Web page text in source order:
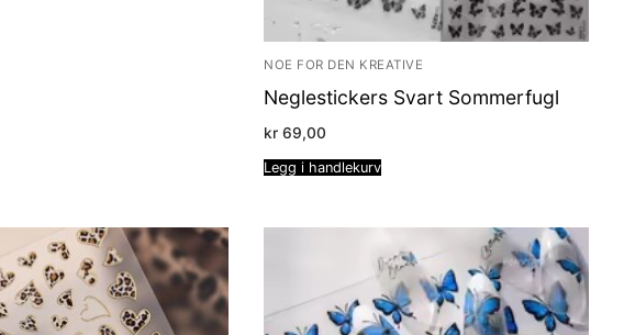
NOE FOR DEN KREATIVE
Neglestickers Svart Sommerfugl
kr 69,00
Legg i handlekurv